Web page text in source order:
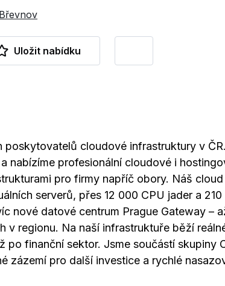
Uložit nabídku
poskytovatelů cloudové infrastruktury v
nabízíme profesionální cloudové i
pro firmy napříč obory. Náš
serverů, přes 12 000 CPU jader a
nové datové centrum Prague Gateway –
v regionu. Na naší infrastruktuře běží
po finanční sektor. Jsme součástí skupiny
zázemí pro další investice a rychlé